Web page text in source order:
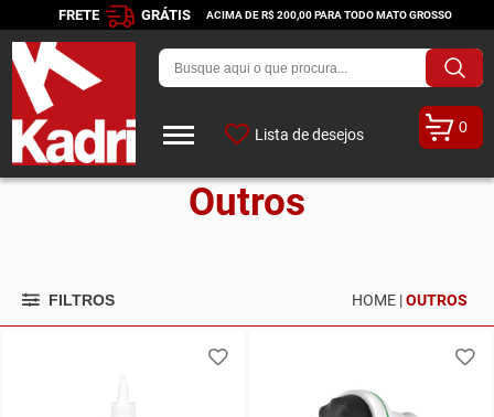
FRETE GRÁTIS ACIMA DE R$ 200,00 PARA TODO MATO GROSSO
Lista de desejos 0
Outros
FILTROS HOME |OUTROS